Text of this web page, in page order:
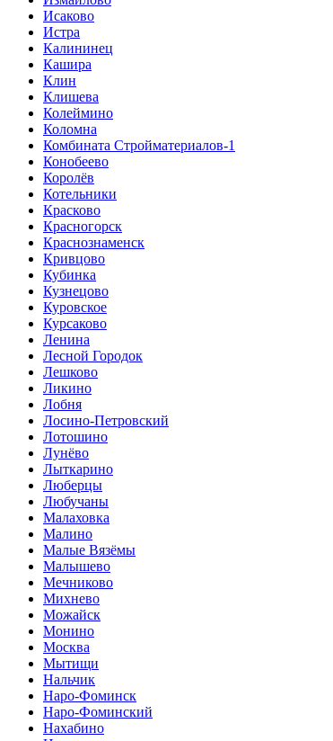
Исаково
Истра
Калининец
Кашира
Клин
Клишева
Колеймино
Коломна
Комбината Стройматериалов-1
Конобеево
Королёв
Котельники
Красково
Красногорск
Краснознаменск
Кривцово
Кубинка
Кузнецово
Куровское
Курсаково
Ленина
Лесной Городок
Лешково
Ликино
Лобня
Лосино-Петровский
Лотошино
Лунёво
Лыткарино
Люберцы
Любучаны
Малаховка
Малино
Малые Вязёмы
Малышево
Мечниково
Михнево
Можайск
Монино
Москва
Мытищи
Нальчик
Наро-Фоминск
Наро-Фоминский
Нахабино